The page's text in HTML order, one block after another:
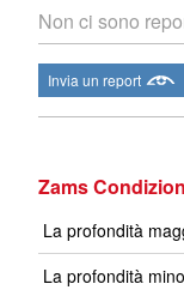
Non ci sono
Invia un report
Zams
La profondità
La profondità